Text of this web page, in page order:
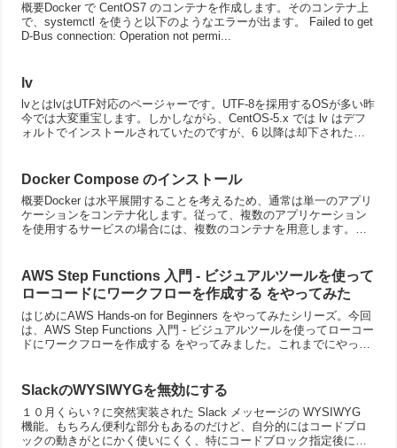
概要Docker で CentOS7 のコンテナを作成します。そのコンテナ上
で、systemctl を使うと以下のようなエラーが出ます。 Failed to get
D-Bus connection: Operation not permi...
lv
lvとはlvはUTF対応のページャーです。UTF-8を採用するOSが多い昨
今では大変重宝します。しかしながら、CentOS-5.x では lv はデフ
ォルトでインストールされていたのですが、6 以降は却下されたの
Docker Compose のインストール
概要Docker は水平展開することを考えるため、通常は単一のアプリ
ケーションをコンテナ化します。従って、複数のアプリケーション
を使用するサービスの場合には、複数のコンテナを用意します。コ
AWS Step Functions 入門 - ビジュアルツールを使って
ローコードにワークフローを作成する をやってみた
はじめにAWS Hands-on for Beginners をやってみたシリーズ。今回
は、AWS Step Functions 入門 - ビジュアルツールを使ってローコー
ドにワークフローを作成する をやってみました。これまでにやって
SlackのWYSIWYGを無効にする
１０月くらい？に突然実装された Slack メッセージの WYSIWYG
機能。もちろん便利な部分もあるのだけど、自分的にはコードブロ
ックの動きがとにかく使いにくく、特にコードブロック指定後に日